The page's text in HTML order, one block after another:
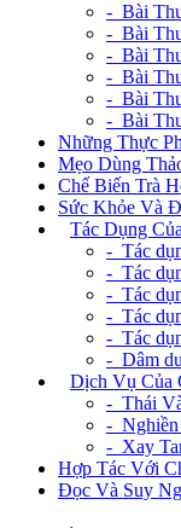
- Bài
- Bài
- Bài
- Bài
- Bài
- Bài
Những Thực
Mẹo Dùng
Chế Biến Trà
Sức Khỏe Và
Tác Dụng
- Tác
- Tác
- Tác
- Tác
- Tác
- Dâm
Dịch Vụ Của
- Thái
- Nghiền
- Xay
Hợp Tác Với
Đọc Và Suy